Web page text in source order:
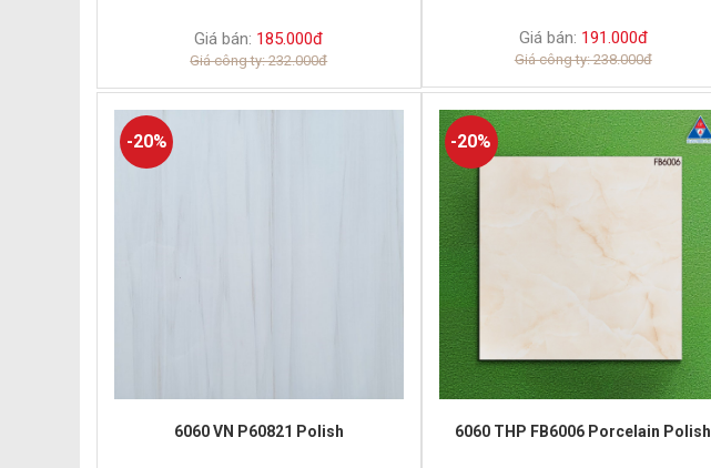
Giá bán: 185.000đ
Giá công ty: 232.000đ
Giá bán: 191.000đ
Giá công ty: 238.000đ
-20%
6060 VN P60821 Polish
-20%
6060 THP FB6006 Porcelain Polish